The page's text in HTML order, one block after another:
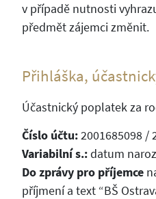
v případě nutnosti
předmět zájemci změnit.
Přihláška,
Účastnický poplatek za
Číslo účtu:2001685098 /
Variabilní s.:datum
Do zprávy pro příjemce
příjmení a text “BŠ